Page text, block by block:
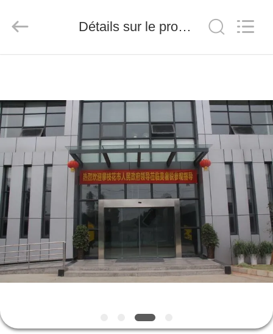
MAISON
PRODUITS
VIDÉO
À
PROPOS
DE
NOUS
VISITE
Advanced
Materials
Rights
Détails sur le produit